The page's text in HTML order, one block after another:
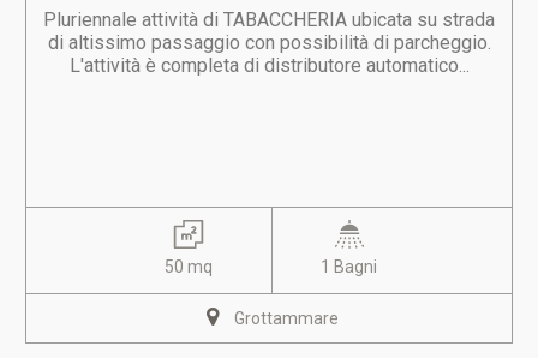
Pluriennale attività di TABACCHERIA ubicata su strada
di altissimo passaggio con possibilità di parcheggio.
L'attività è completa di distributore automatico...
50 mq 1 Bagni
Grottammare